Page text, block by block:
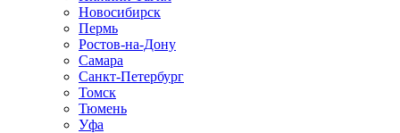
Новосибирск
Пермь
Ростов-на-Дону
Самара
Санкт-Петербург
Томск
Тюмень
Уфа